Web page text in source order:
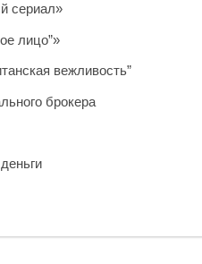
сериал»
лицо”»
вежливость”
брокера